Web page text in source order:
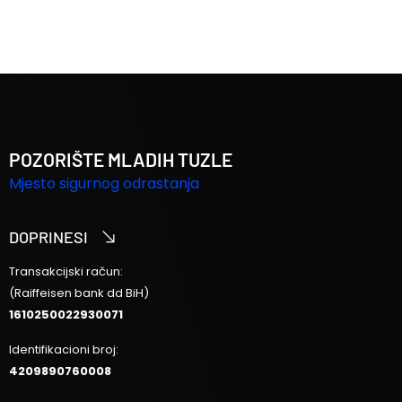
POZORIŠTE MLADIH TUZLE
Mjesto sigurnog odrastanja
DOPRINESI
Transakcijski račun:
(Raiffeisen bank dd BiH)
1610250022930071
Identifikacioni broj:
4209890760008